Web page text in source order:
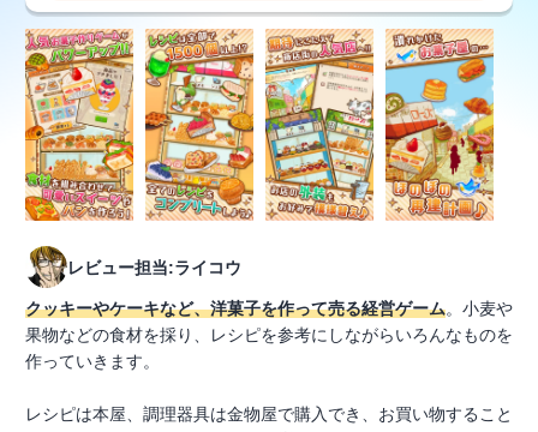
レビュー担当:ライコウ
クッキーやケーキなど、洋菓子を作って売る経営ゲーム。小麦や
果物などの食材を採り、レシピを参考にしながらいろんなものを
作っていきます。
レシピは本屋、調理器具は金物屋で購入でき、お買い物すること